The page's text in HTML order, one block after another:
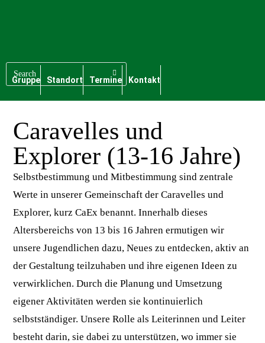
Gruppe Standort Termine Kontakt
Caravelles und
Explorer (13-16 Jahre)
Selbstbestimmung und Mitbestimmung sind zentrale
Werte in unserer Gemeinschaft der Caravelles und
Explorer, kurz CaEx benannt. Innerhalb dieses
Altersbereichs von 13 bis 16 Jahren ermutigen wir
unsere Jugendlichen dazu, Neues zu entdecken, aktiv an
der Gestaltung teilzuhaben und ihre eigenen Ideen zu
verwirklichen. Durch die Planung und Umsetzung
eigener Aktivitäten werden sie kontinuierlich
selbstständiger. Unsere Rolle als Leiterinnen und Leiter
besteht darin, sie dabei zu unterstützen, wo immer sie